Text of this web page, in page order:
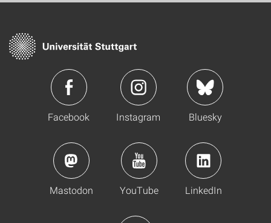
Facebook Instagram Bluesky
Mastodon YouTube LinkedIn